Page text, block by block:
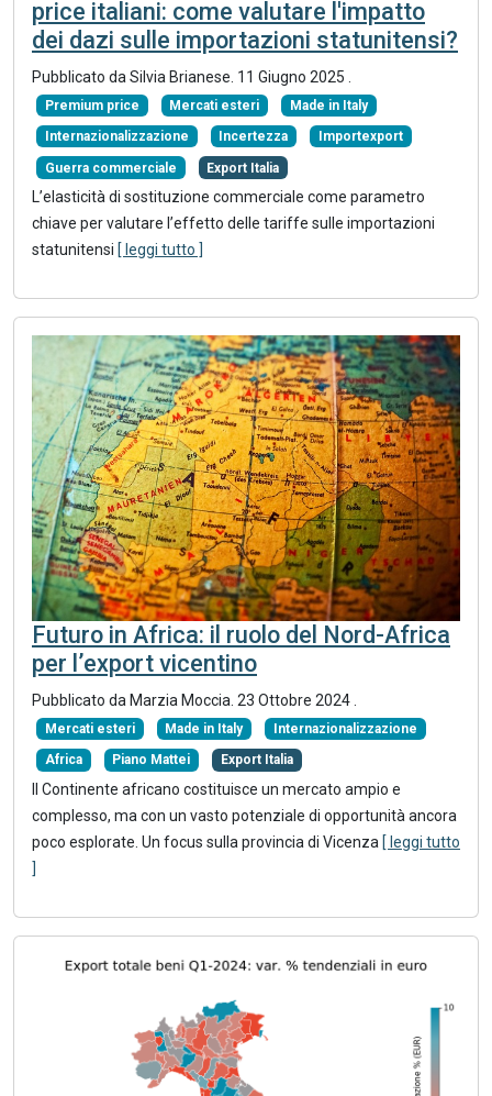
price italiani: come valutare l'impatto
dei dazi sulle importazioni statunitensi?
Pubblicato da Silvia Brianese. 11 Giugno 2025
Premium price Mercati esteri Made in Italy
Internazionalizzazione Incertezza Importexport
Guerra commerciale Export Italia
L’elasticità di sostituzione commerciale come parametro
chiave per valutare l’effetto delle tariffe sulle importazioni
statunitensi [ leggi tutto ]
Futuro in Africa: il ruolo del Nord-Africa
per l’export vicentino
Pubblicato da Marzia Moccia. 23 Ottobre 2024
Mercati esteri Made in Italy Internazionalizzazione
Africa Piano Mattei Export Italia
Il Continente africano costituisce un mercato ampio e
complesso, ma con un vasto potenziale di opportunità ancora
poco esplorate. Un focus sulla provincia di Vicenza [ leggi tutto
]